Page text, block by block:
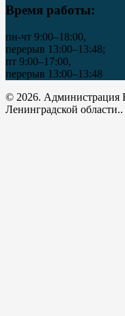
Время работы:
пн-чт 9:00–18:00,
перерыв 13:00–13:48;
пт 9:00–17:00,
перерыв 13:00–13:48
© 2026. Администрация
Ленинградской области..